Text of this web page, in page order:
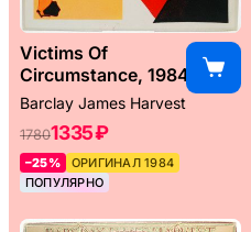
Victims Of
Circumstance, 1984
Barclay James Harvest
17801335 ₽
–25%
ОРИГИНАЛ 1984
ПОПУЛЯРНО